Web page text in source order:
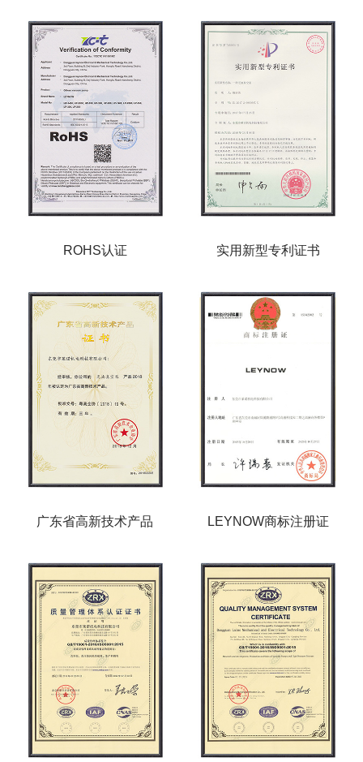
ROHS认证 实用新型专利证书
广东省高新技术产品 LEYNOW商标注册证